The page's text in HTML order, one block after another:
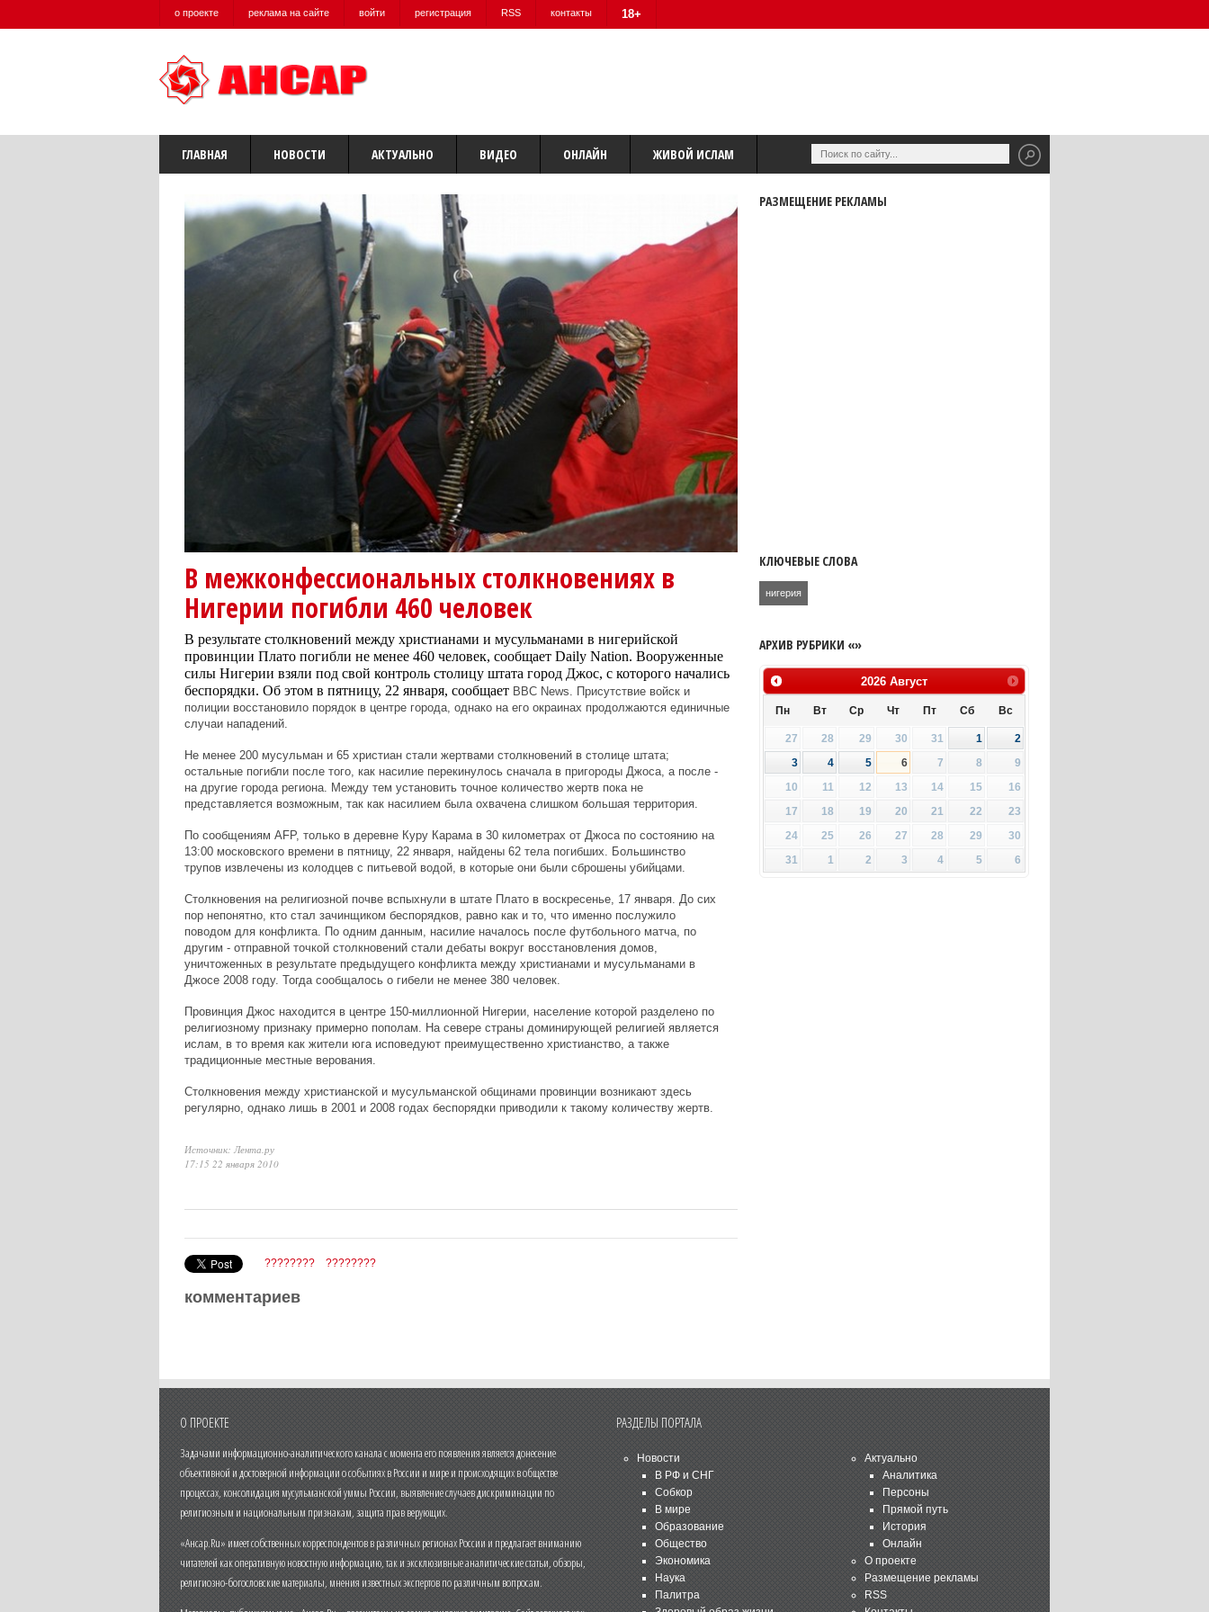
о проекте реклама на сайте войти регистрация RSS контакты 18+
ГЛАВНАЯ НОВОСТИ АКТУАЛЬНО ВИДЕО ОНЛАЙН ЖИВОЙ ИСЛАМ
В межконфессиональных столкновениях в
Нигерии погибли 460 человек
В результате столкновений между христианами и мусульманами в нигерийской
провинции Плато погибли не менее 460 человек, сообщает Daily Nation. Вооруженные
силы Нигерии взяли под свой контроль столицу штата город Джос, с которого начались
беспорядки. Об этом в пятницу, 22 января, сообщает BBC News. Присутствие войск и
полиции восстановило порядок в центре города, однако на его окраинах продолжаются единичные
случаи нападений.
Не менее 200 мусульман и 65 христиан стали жертвами столкновений в столице штата;
остальные погибли после того, как насилие перекинулось сначала в пригороды Джоса, а после -
на другие города региона. Между тем установить точное количество жертв пока не
представляется возможным, так как насилием была охвачена слишком большая территория.
По сообщениям AFP, только в деревне Куру Карама в 30 километрах от Джоса по состоянию на
13:00 московского времени в пятницу, 22 января, найдены 62 тела погибших. Большинство
трупов извлечены из колодцев с питьевой водой, в которые они были сброшены убийцами.
Столкновения на религиозной почве вспыхнули в штате Плато в воскресенье, 17 января. До сих
пор непонятно, кто стал зачинщиком беспорядков, равно как и то, что именно послужило
поводом для конфликта. По одним данным, насилие началось после футбольного матча, по
другим - отправной точкой столкновений стали дебаты вокруг восстановления домов,
уничтоженных в результате предыдущего конфликта между христианами и мусульманами в
Джосе 2008 году. Тогда сообщалось о гибели не менее 380 человек.
Провинция Джос находится в центре 150-миллионной Нигерии, население которой разделено по
религиозному признаку примерно пополам. На севере страны доминирующей религией является
ислам, в то время как жители юга исповедуют преимущественно христианство, а также
традиционные местные верования.
Столкновения между христианской и мусульманской общинами провинции возникают здесь
регулярно, однако лишь в 2001 и 2008 годах беспорядки приводили к такому количеству жертв.
Источник: Лента.ру
17:15 22 января 2010
???????? ????????
комментариев
РАЗМЕЩЕНИЕ РЕКЛАМЫ
КЛЮЧЕВЫЕ СЛОВА
нигерия
АРХИВ РУБРИКИ «»
2026 Август
Пн Вт Ср Чт Пт Сб Вс
27 28 29 30 31 1
2
3
4 5 6 7 8
9
10
11 12 13 14 15
16
17
18 19 20 21 22
23
24
25 26 27 28 29
30
31
1 2 3 4 5 6
О ПРОЕКТЕ
Задачами информационно-аналитического канала с момента его появления является донесение
объективной и достоверной информации о событиях в России и мире и происходящих в обществе
процессах, консолидация мусульманской уммы России, выявление случаев дискриминации по
религиозным и национальным признакам, защита прав верующих.
«Ансар.Ru» имеет собственных корреспондентов в различных регионах России и предлагает вниманию
читателей как оперативную новостную информацию, так и эксклюзивные аналитические статьи, обзоры,
религиозно-богословские материалы, мнения известных экспертов по различным вопросам.
РАЗДЕЛЫ ПОРТАЛА
Новости
В РФ и СНГ
Собкор
В мире
Образование
Общество
Экономика
Наука
Палитра
Актуально
Аналитика
Персоны
Прямой путь
История
Онлайн
О проекте
Размещение рекламы
RSS